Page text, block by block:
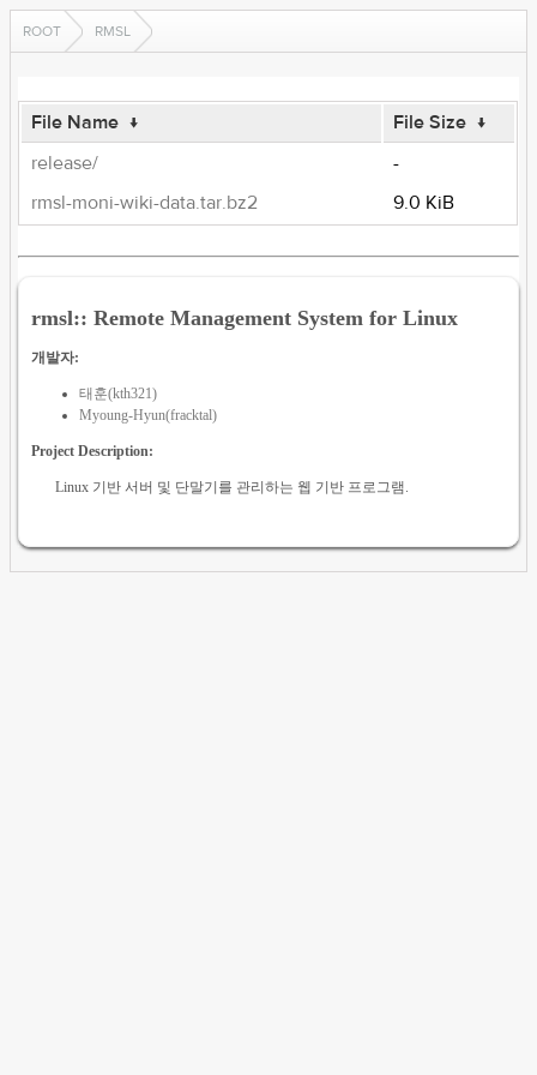
ROOT RMSL
File Name ↓ File Size ↓
release/
-
rmsl-moni-wiki-data.tar.bz2
9.0 KiB
rmsl:: Remote Management System for Linux
개발자:
태훈(kth321)
Myoung-Hyun(fracktal)
Project Description:
Linux 기반 서버 및 단말기를 관리하는 웹 기반 프로그램.